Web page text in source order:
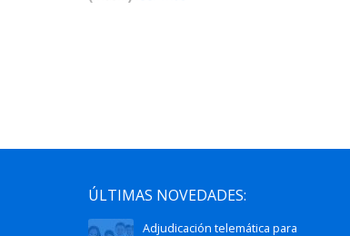
ÚLTIMAS NOVEDADES:
Adjudicación telemática para